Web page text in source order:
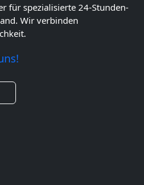
für spezialisierte 24-Stunden-
Wir verbinden